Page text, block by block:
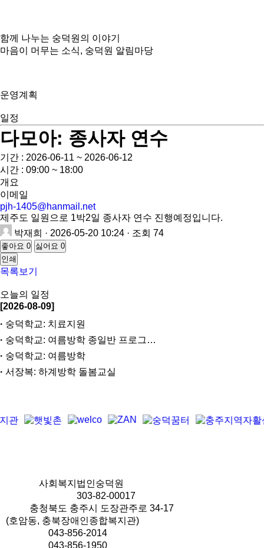
함께 나누는 숭덕원의 이야기
마음이 머무는 소식, 숭덕원 알림마당
운영계획
일정
다모아: 종사자 연수
기간 : 2026-06-11 ~ 2026-06-12
시간 : 09:00 ~ 18:00
개요
이메일
pjh-1405@hanmail.net
제주도 일원으로 1박2일 종사자 연수 진행예정입니다.
박재희 · 2026-05-20 10:24 · 조회 74
좋아요 0 싫어요 0
인쇄
목록보기
오늘의 일정
[2026-08-09]
숭덕학교: 치료지원
숭덕학교: 여름방학 종일반 프로그…
숭덕학교: 여름방학
서장복: 하계방학 돌봄교실
사회복지법인숭덕원
303-82-00017
충청북도 충주시 도장관주로 34-17
(호암동, 충북장애인종합복지관)
043-856-2014
043-856-1950